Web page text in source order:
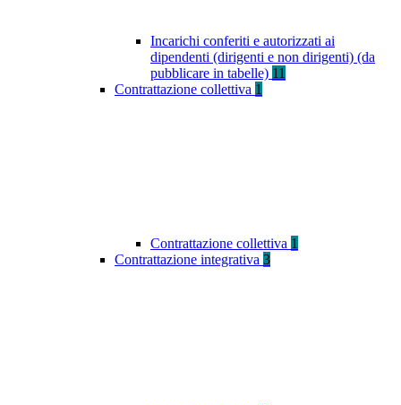
Incarichi conferiti e autorizzati ai
dipendenti (dirigenti e non dirigenti) (da
pubblicare in tabelle) 11
Contrattazione collettiva 1
Contrattazione collettiva 1
Contrattazione integrativa 3